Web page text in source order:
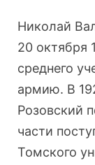
Николай
20 октября
среднего
армию. В
Розовский
части
Томского